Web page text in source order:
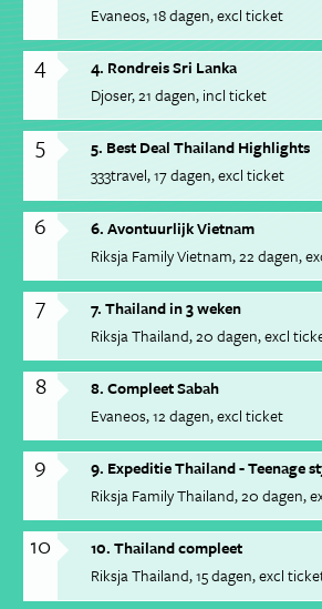
Evaneos 18 dagen excl ticket
4
4. Rondreis Sri Lanka
Djoser 21 dagen incl ticket
5
5. Best Deal Thailand Highlights
333travel 17 dagen excl ticket
6
6. Avontuurlijk Vietnam
Riksja Family Vietnam 22 dagen
7
7. Thailand in 3 weken
Riksja Thailand 20 dagen excl
8
8. Compleet Sabah
Evaneos 12 dagen excl ticket
9
9. Expeditie Thailand - Teenage
Riksja Family Thailand 20 dagen
10
10. Thailand compleet
Riksja Thailand 15 dagen excl